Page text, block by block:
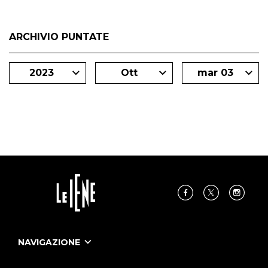
ARCHIVIO PUNTATE
2023 Ott mar 03
NAVIGAZIONE